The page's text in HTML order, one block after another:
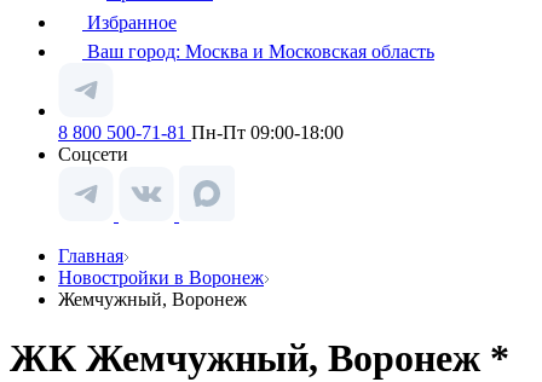
Избранное
Ваш город: Москва и Московская область
8 800 500-71-81 Пн-Пт 09:00-18:00
Соцсети
Главная
Новостройки в Воронеж
Жемчужный, Воронеж
ЖК Жемчужный, Воронеж *